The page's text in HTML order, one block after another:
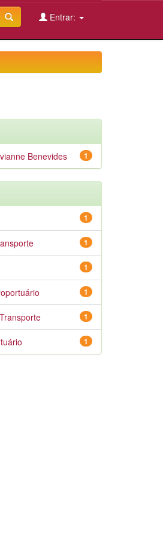
Entrar:
1
Benevides
1
1
1
1
1
1